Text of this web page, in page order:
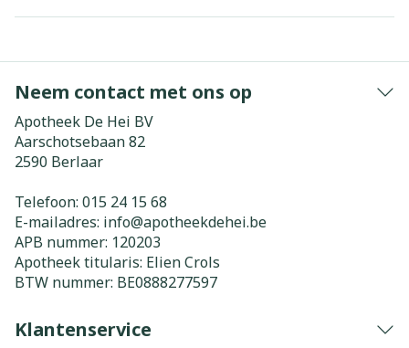
Neem contact met ons op
Apotheek De Hei BV
Aarschotsebaan 82
2590 Berlaar
Telefoon: 015 24 15 68
E-mailadres: info@apotheekdehei.be
APB nummer: 120203
Apotheek titularis: Elien Crols
BTW nummer: BE0888277597
Klantenservice